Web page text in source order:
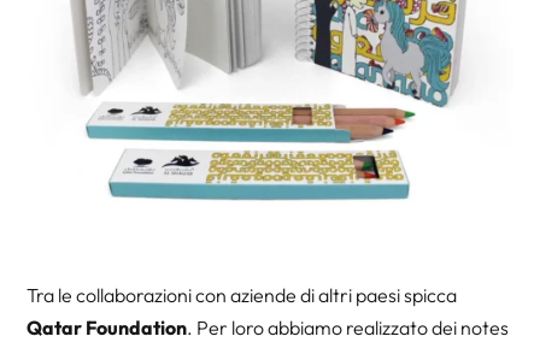
Tra le collaborazioni con aziende di altri paesi spicca
Qatar Foundation. Per loro abbiamo realizzato dei notes